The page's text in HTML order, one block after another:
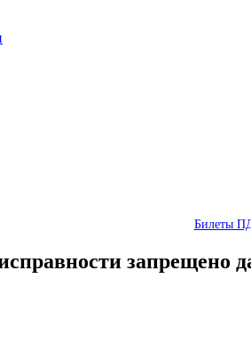
Билеты
запрещено